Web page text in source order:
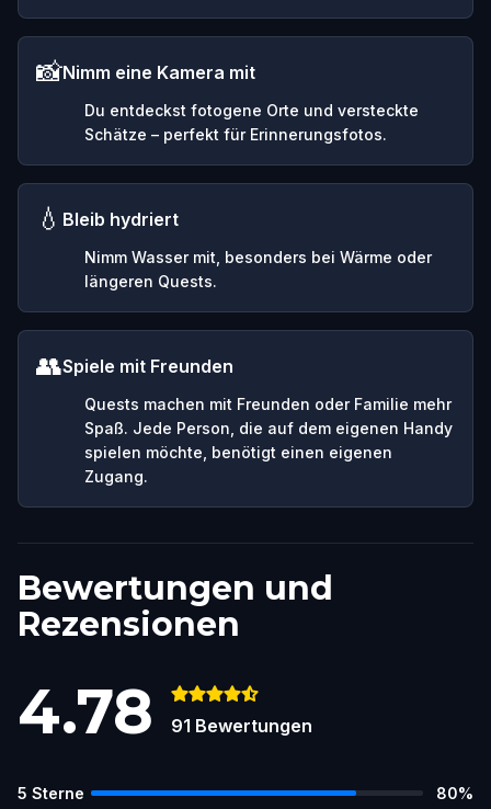
📸Nimm eine Kamera mit
Du entdeckst fotogene Orte und versteckte
Schätze – perfekt für Erinnerungsfotos.
💧 Bleib hydriert
Nimm Wasser mit, besonders bei Wärme oder
längeren Quests.
👥Spiele mit Freunden
Quests machen mit Freunden oder Familie mehr
Spaß. Jede Person, die auf dem eigenen Handy
spielen möchte, benötigt einen eigenen
Zugang.
Bewertungen und
Rezensionen
4.78 91 Bewertungen
5 Sterne 80%